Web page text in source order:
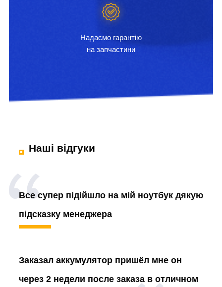
Надаємо гарантію
на запчастини
Наші відгуки
Все супер підійшло на мій ноутбук дякую
підсказку менеджера
Заказал аккумулятор пришёл мне он
через 2 недели после заказа в отличном